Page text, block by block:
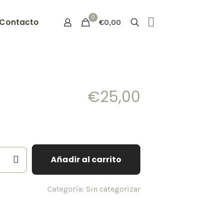
Contacto 0
€0,00
€25,00
Añadir al carrito
Categoría: Sin categorizar